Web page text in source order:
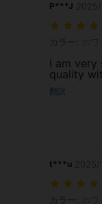
P***J
I am
quality
翻訳
t***u